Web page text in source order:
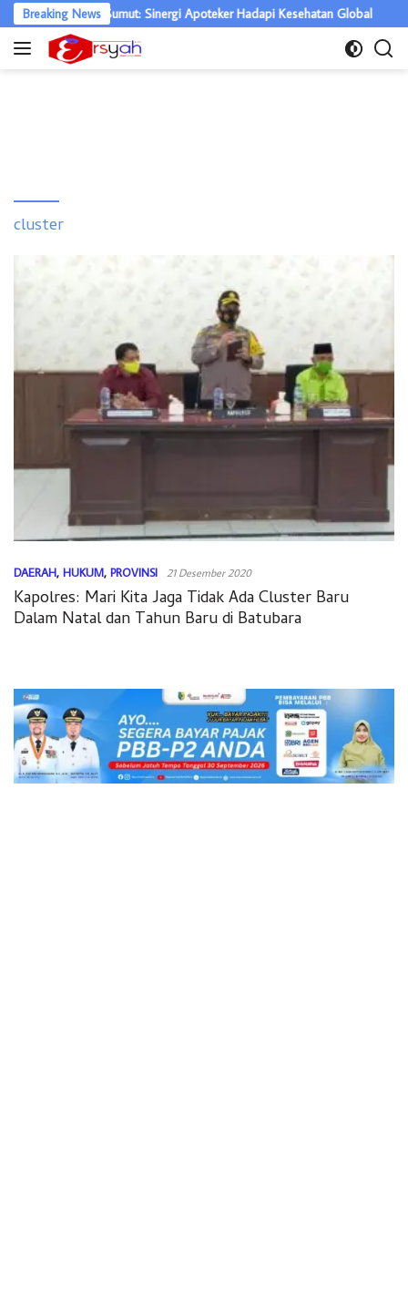
Langsung
ke
Breaking News
2026, Wagub Sumut: Sinergi Apoteker Hadapi Kesehatan Global
cluster
DAERAH, HUKUM, PROVINSI 21 Desember 2020
Kapolres: Mari Kita Jaga Tidak Ada Cluster Baru
Dalam Natal dan Tahun Baru di Batubara